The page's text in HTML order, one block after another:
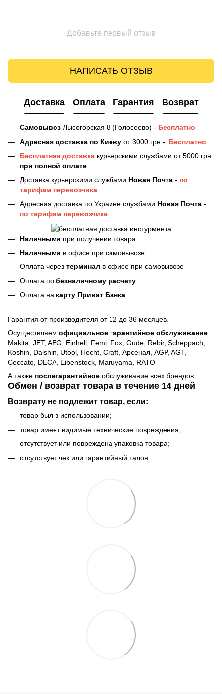
Добавьте первый отзыв
НАПИСАТЬ ОТЗЫВ
Доставка Оплата Гарантия Возврат
Самовывоз Лысогорская 8 (Голосеево) - Бесплатно
Адресная доставка по Киеву от 3000 грн -
Бесплатно
Бесплатная доставка курьерскими службами от 5000 грн
при полной оплате
Доставка курьерскими службами Новая Почта - по
тарифам перевозчика
Адресная доставка по Украине службами Новая Почта -
по тарифам перевозчика
Наличными при получении товара
Наличными в офисе при самовывозе
Оплата через терминал в офисе при самовывозе
Оплата по безналичному расчету
Оплата на карту Приват Банка
Гарантия от производителя от 12 до 36 месяцев.
Осуществляем официальное гарантийное обслуживание:
Makita, JET, AEG, Einhell, Femi, Fox, Gude, Rebir, Scheppach,
Koshin, Daishin, Utool, Hecht, Craft, Арсенал, AGP, AGT,
Ceccato, DECA, Eibenstock, Maruyama, RATO
А также послегарантийное обслуживание всех брендов.
Обмен / возврат товара в течение 14 дней
Возврату не подлежит товар, если:
товар был в использовании;
товар имеет видимые технические повреждения;
отсутствует или повреждена упаковка товара;
отсутствует чек или гарантийный талон.